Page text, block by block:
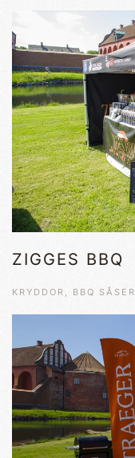
ZIGGES BBQ
KRYDDOR, BBQ SÅSER